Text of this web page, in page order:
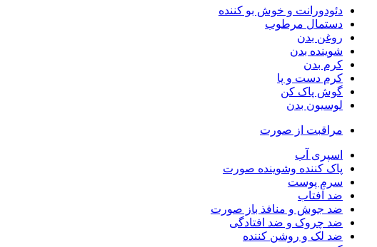
دئودورانت و خوش بو کننده
دستمال مرطوب
روغن بدن
شوینده بدن
کرم بدن
کرم دست و پا
گوش پاک کن
لوسیون بدن
مراقبت از صورت
اسپری آب
پاک کننده وشوینده صورت
سرم پوست
ضد آفتاب
ضد جوش و منافذ باز صورت
ضد چروک و ضد افتادگی
ضد لک و روشن کننده